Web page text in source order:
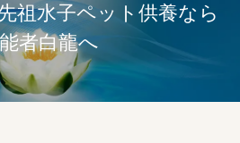
祖水子ペット供養なら
者白龍へ